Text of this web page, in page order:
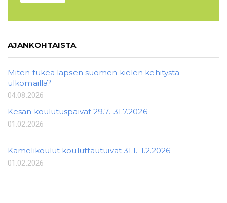
AJANKOHTAISTA
Miten tukea lapsen suomen kielen kehitystä
ulkomailla?
04.08.2026
Kesän koulutuspäivät 29.7.-31.7.2026
01.02.2026
Kamelikoulut kouluttautuivat 31.1.-1.2.2026
01.02.2026